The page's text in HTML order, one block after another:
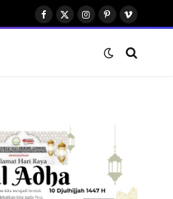
Facebook
X
Instagram
PinterestVimeo